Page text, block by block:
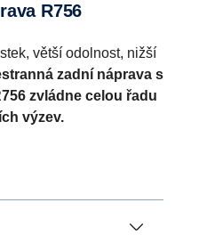
R756
větší odolnost, nižší
zadní náprava s
zvládne celou řadu
výzev.